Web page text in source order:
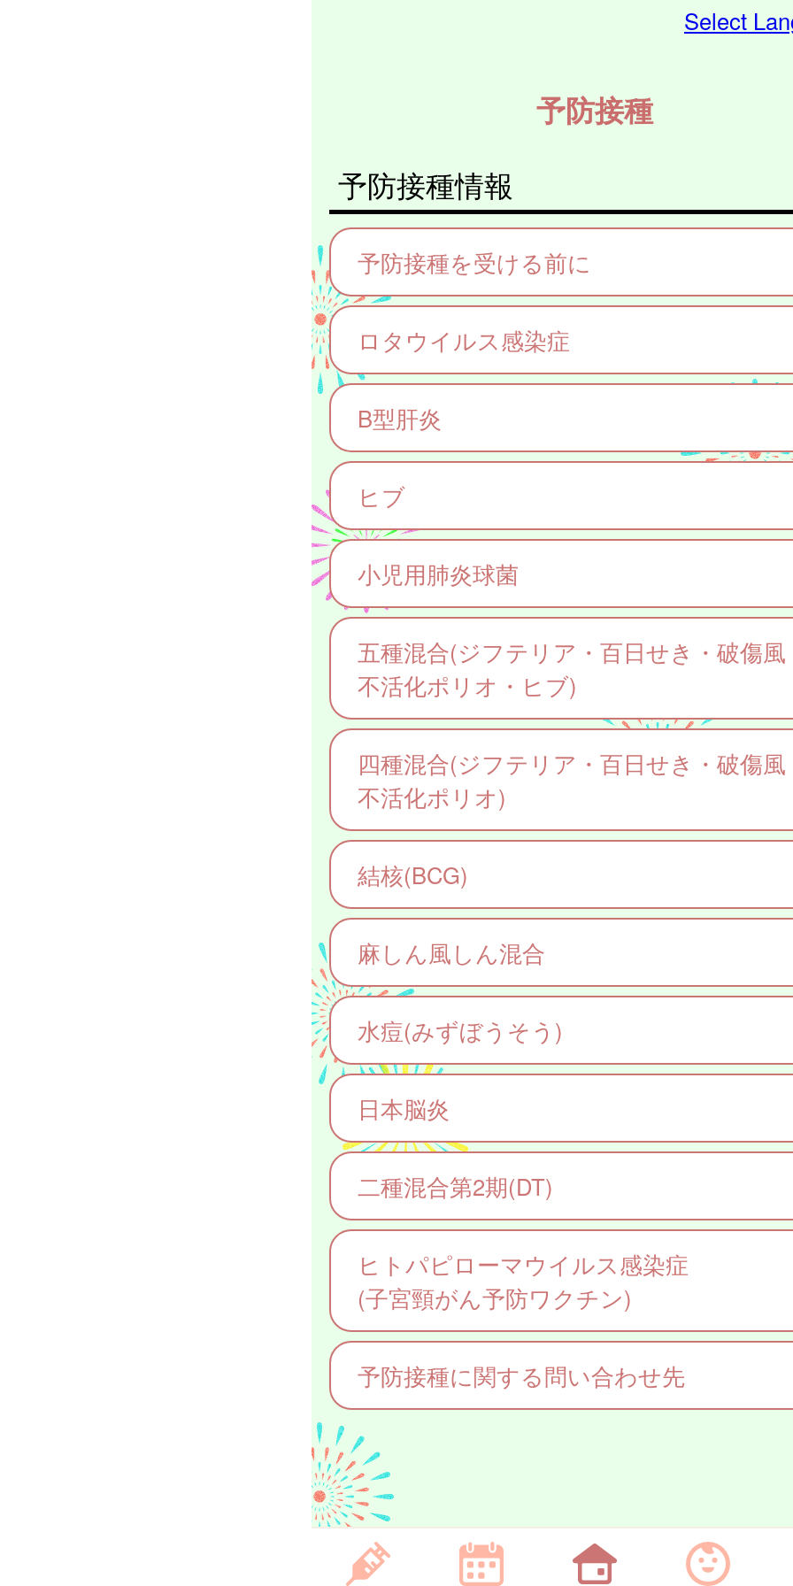
Select
予防接種
予防接種情報
予防接種を受ける前に
ロタウイルス感染症
B型肝炎
ヒブ
小児用肺炎球菌
五種混合(ジフテリア・百日せき・破傷風
不活化ポリオ・ヒブ)
四種混合(ジフテリア・百日せき・破傷風
不活化ポリオ)
結核(BCG)
麻しん風しん混合
水痘(みずぼうそう)
日本脳炎
二種混合第2期(DT)
ヒトパピローマウイルス感染症
(子宮頸がん予防ワクチン)
予防接種に関する問い合わせ先